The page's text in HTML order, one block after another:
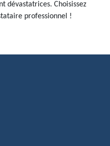
dévastatrices. Choisissez
professionnel !